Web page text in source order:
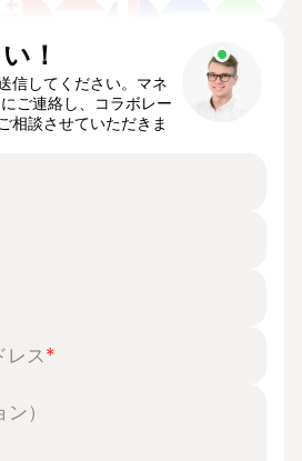
！
信してください。マネ
ご連絡し、コラボレー
相談させていただきま
レス*